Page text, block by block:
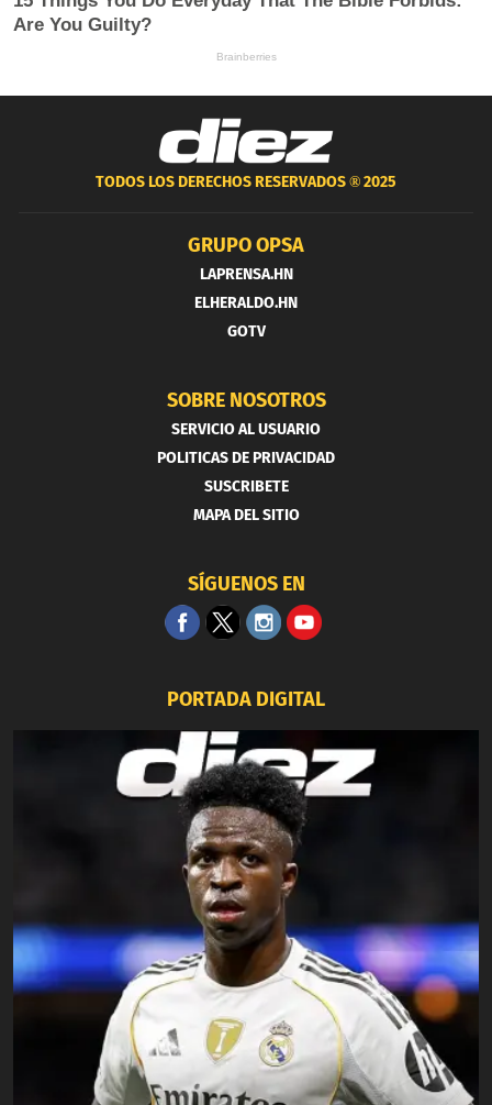
TODOS LOS DERECHOS RESERVADOS ®2025
GRUPO OPSA
LAPRENSA.HN
ELHERALDO.HN
GOTV
SOBRE NOSOTROS
SERVICIO AL USUARIO
POLITICAS DE PRIVACIDAD
SUSCRIBETE
MAPA DEL SITIO
SÍGUENOS EN
PORTADA DIGITAL